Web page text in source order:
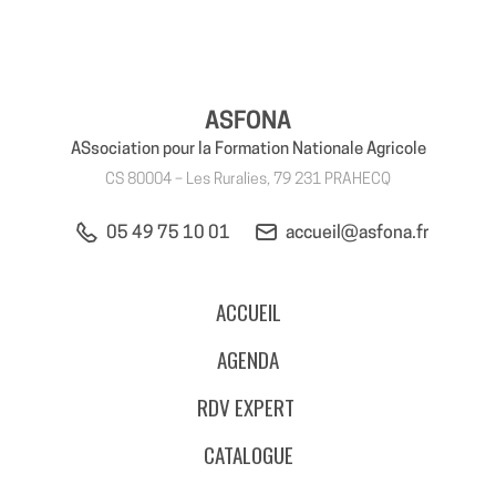
ASFONA
ASsociation pour la Formation Nationale Agricole
CS 80004 – Les Ruralies, 79 231 PRAHECQ
05 49 75 10 01 accueil@asfona.fr
ACCUEIL
AGENDA
RDV EXPERT
CATALOGUE